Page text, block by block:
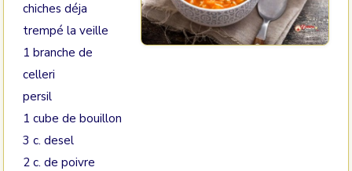
chiches déja
trempé la veille
1 branche de
celleri
persil
1 cube de bouillon
3 c. desel
2 c. de poivre